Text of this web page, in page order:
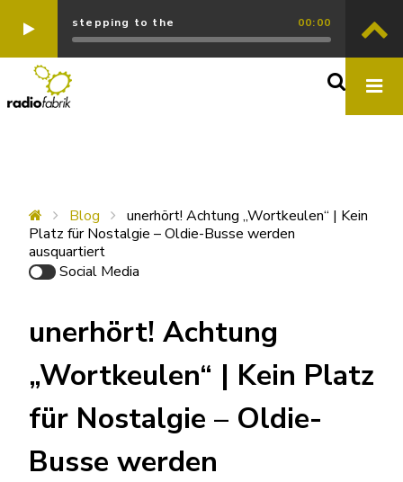
stepping to the 00:00
Blog
unerhört! Achtung „Wortkeulen“ | Kein
Platz für Nostalgie – Oldie-Busse werden
ausquartiert
Social Media
unerhört! Achtung
„Wortkeulen“ | Kein Platz
für Nostalgie – Oldie-
Busse werden